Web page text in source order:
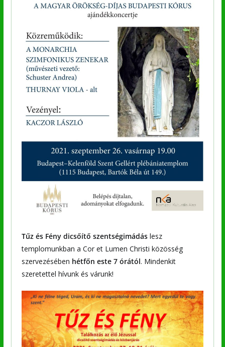
Tűz és Fény dicsőítő szentségimádáslesz
templomunkban a Cor et Lumen Christi közösség
szervezésében hétfőn este 7 órától. Mindenkit
szeretettel hívunk és várunk!